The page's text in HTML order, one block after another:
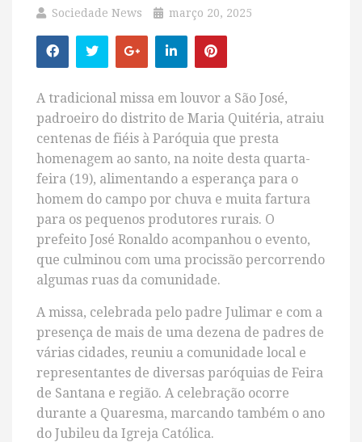
Sociedade News março 20, 2025
A tradicional missa em louvor a São José,
padroeiro do distrito de Maria Quitéria, atraiu
centenas de fiéis à Paróquia que presta
homenagem ao santo, na noite desta quarta-
feira (19), alimentando a esperança para o
homem do campo por chuva e muita fartura
para os pequenos produtores rurais. O
prefeito José Ronaldo acompanhou o evento,
que culminou com uma procissão percorrendo
algumas ruas da comunidade.
A missa, celebrada pelo padre Julimar e com a
presença de mais de uma dezena de padres de
várias cidades, reuniu a comunidade local e
representantes de diversas paróquias de Feira
de Santana e região. A celebração ocorre
durante a Quaresma, marcando também o ano
do Jubileu da Igreja Católica.